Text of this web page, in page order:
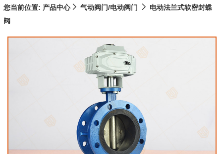
您当前位置: 产品中心 气动阀门/电动阀门
电动法兰式软密封蝶
阀